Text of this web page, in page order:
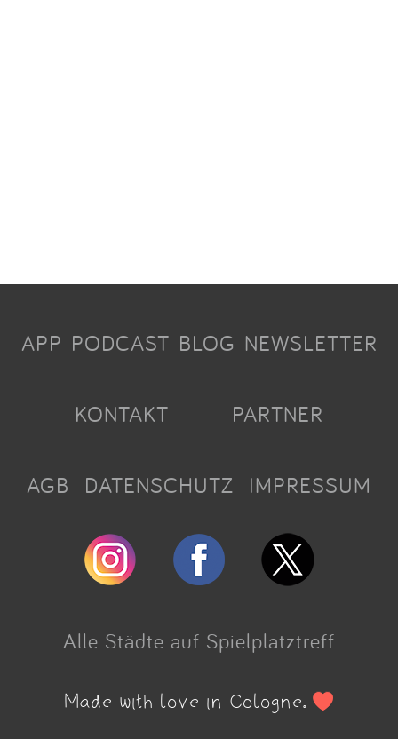
APP PODCAST BLOG NEWSLETTER
KONTAKT PARTNER
AGB DATENSCHUTZ IMPRESSUM
Alle Städte auf Spielplatztreff
Made with love in Cologne.